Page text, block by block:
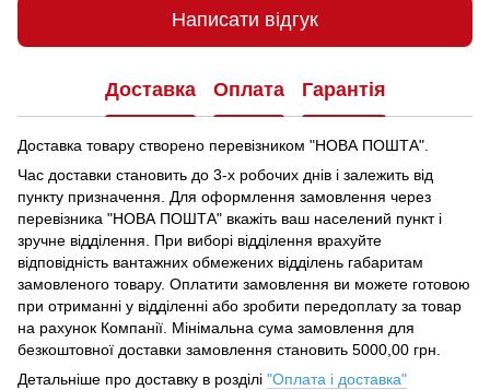
Написати відгук
Доставка Оплата Гарантія
Доставка товару створено перевізником "НОВА ПОШТА".
Час доставки становить до 3-х робочих днів і залежить від
пункту призначення. Для оформлення замовлення через
перевізника "НОВА ПОШТА" вкажіть ваш населений пункт і
зручне відділення.
При виборі відділення врахуйте
відповідність вантажних обмежених відділень габаритам
замовленого товару. Оплатити замовлення ви можете готовою
при отриманні у відділенні або зробити передоплату за товар
на рахунок Компанії. Мінімальна сума замовлення для
безкоштовної доставки замовлення становить 5000,00 грн.
Детальніше про доставку в розділі "Оплата і доставка"